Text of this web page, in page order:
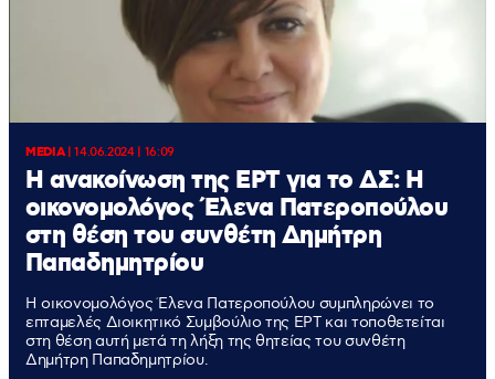
MEDIA|14.06.2024 | 16:09
Η ανακοίνωση της ΕΡΤ για το ΔΣ: Η
οικονομολόγος Έλενα Πατεροπούλου
στη θέση του συνθέτη Δημήτρη
Παπαδημητρίου
Η οικονομολόγος Έλενα Πατεροπούλου συμπληρώνει το
επταμελές Διοικητικό Συμβούλιο της ΕΡΤ και τοποθετείται
στη θέση αυτή μετά τη λήξη της θητείας του συνθέτη
Δημήτρη Παπαδημητρίου.